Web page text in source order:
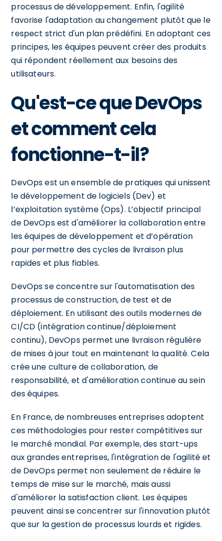
processus de développement. Enfin, l'agilité
favorise l'adaptation au changement plutôt que le
respect strict d'un plan prédéfini. En adoptant ces
principes, les équipes peuvent créer des produits
qui répondent réellement aux besoins des
utilisateurs.
Qu'est-ce que DevOps
et comment cela
fonctionne-t-il?
DevOps est un ensemble de pratiques qui unissent
le développement de logiciels (Dev) et
l’exploitation système (Ops). L’objectif principal
de DevOps est d'améliorer la collaboration entre
les équipes de développement et d’opération
pour permettre des cycles de livraison plus
rapides et plus fiables.
DevOps se concentre sur l'automatisation des
processus de construction, de test et de
déploiement. En utilisant des outils modernes de
CI/CD (intégration continue/déploiement
continu), DevOps permet une livraison régulière
de mises à jour tout en maintenant la qualité. Cela
crée une culture de collaboration, de
responsabilité, et d'amélioration continue au sein
des équipes.
En France, de nombreuses entreprises adoptent
ces méthodologies pour rester compétitives sur
le marché mondial. Par exemple, des start-ups
aux grandes entreprises, l'intégration de l'agilité et
de DevOps permet non seulement de réduire le
temps de mise sur le marché, mais aussi
d'améliorer la satisfaction client. Les équipes
peuvent ainsi se concentrer sur l'innovation plutôt
que sur la gestion de processus lourds et rigides.